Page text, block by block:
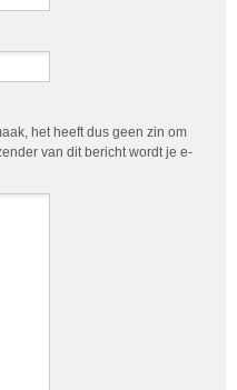
het heeft dus geen zin om
van dit bericht wordt je e-